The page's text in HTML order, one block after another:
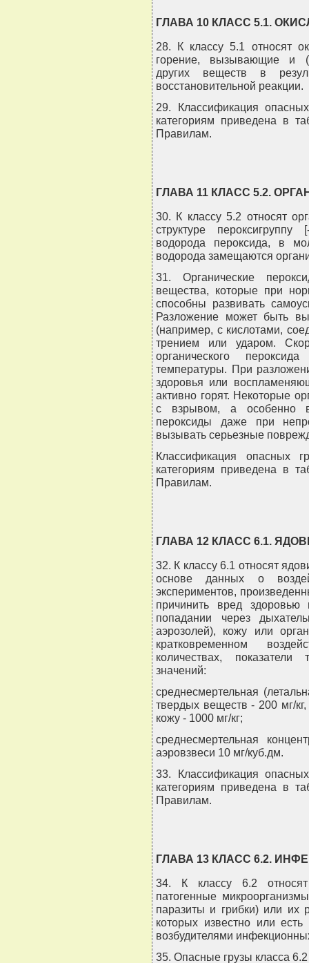
ГЛАВА 10 КЛАСС 5.1.
28. К классу 5.1 относят
горение, вызывающие и
других веществ в
восстановительной реакции.
29. Классификация
категориям приведена в
Правилам.
ГЛАВА 11 КЛАСС 5.2.
30. К классу 5.2 относят
структуре
водорода пероксида, в
водорода замещаются
31. Органические
вещества, которые при
способны развивать
Разложение может быть
(например, с кислотами,
трением или ударом.
органического
температуры. При
здоровья или
активно горят. Некоторые
с взрывом, а особенно в
пероксиды даже при
вызывать серьезные
Классификация опасных
категориям приведена в
Правилам.
ГЛАВА 12 КЛАСС 6.1.
32. К классу 6.1 относят
основе данных о
экспериментов,
причинить вред
попадании через
аэрозолей), кожу или
кратковременном
количествах,
значений:
среднесмертельная
твердых веществ - 200 мг/
кожу - 1000 мг/кг;
среднесмертельная
аэровзвеси 10 мг/куб.дм.
33. Классификация
категориям приведена в
Правилам.
ГЛАВА 13 КЛАСС 6.2.
34. К классу 6.2
патогенные
паразиты и грибки) или их
которых известно или
возбудителями
35. Опасные грузы класса